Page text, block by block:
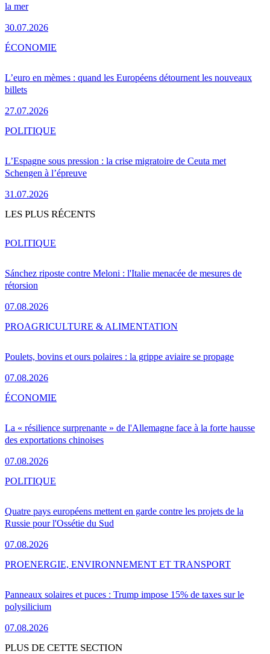
la mer
30.07.2026
L’euro en mèmes : quand les Européens détournent les nouveaux
billets
27.07.2026
ÉCONOMIE
L’Espagne sous pression : la crise migratoire de Ceuta met
Schengen à l’épreuve
31.07.2026
POLITIQUE
LES PLUS RÉCENTS
Sánchez riposte contre Meloni : l'Italie menacée de mesures de
rétorsion
07.08.2026
POLITIQUE
Poulets, bovins et ours polaires : la grippe aviaire se propage
07.08.2026
PROAGRICULTURE & ALIMENTATION
La « résilience surprenante » de l'Allemagne face à la forte hausse
des exportations chinoises
07.08.2026
ÉCONOMIE
Quatre pays européens mettent en garde contre les projets de la
Russie pour l'Ossétie du Sud
07.08.2026
POLITIQUE
Panneaux solaires et puces : Trump impose 15% de taxes sur le
polysilicium
07.08.2026
PROENERGIE, ENVIRONNEMENT ET TRANSPORT
PLUS DE CETTE SECTION